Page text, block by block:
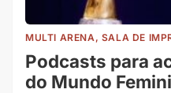
MULTI ARENA, SALA DE
Podcasts para
do Mundo